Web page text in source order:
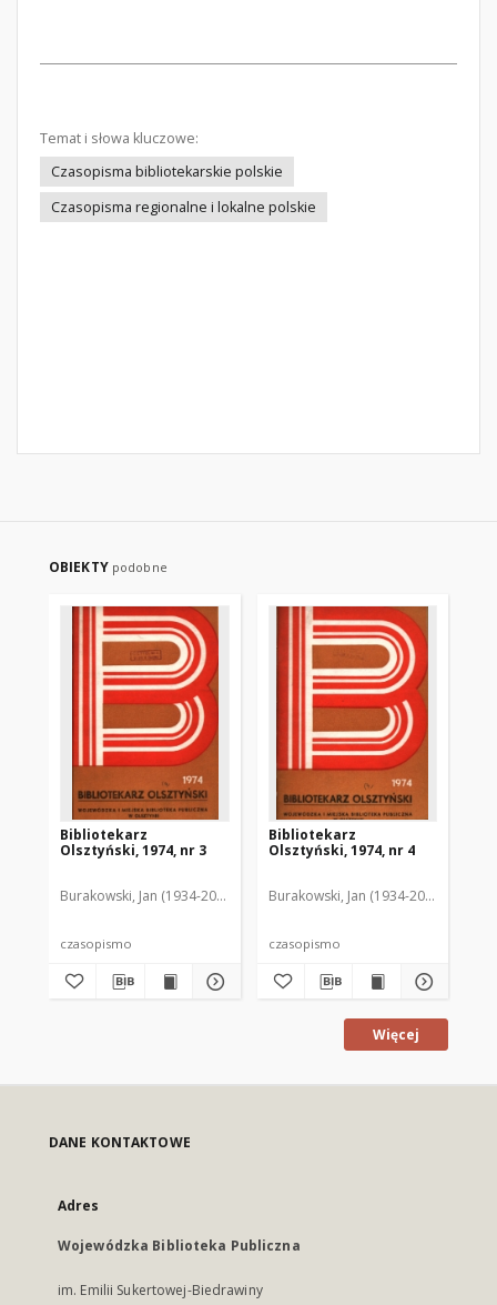
Temat i słowa kluczowe:
Czasopisma bibliotekarskie polskie
Czasopisma regionalne i lokalne polskie
OBIEKTY podobne
Bibliotekarz
Olsztyński, 1974, nr 3
Burakowski, Jan (1934-2013). Red.2 Chodukiewicz, Wanda. Red.
czasopismo
Bibliotekarz
Olsztyński, 1974, nr 4
Burakowski, Jan (1934-2013). Red.2
czasopismo
Więcej
DANE KONTAKTOWE
Adres
Wojewódzka Biblioteka Publiczna
im. Emilii Sukertowej-Biedrawiny